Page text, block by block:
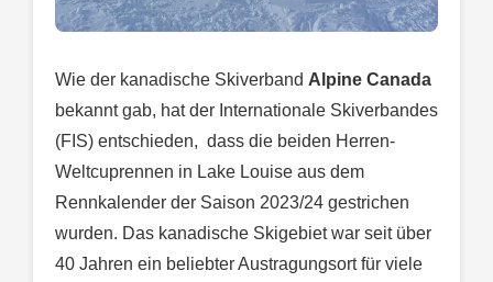
Wie der kanadische Skiverband Alpine Canada
bekannt gab, hat der Internationale Skiverbandes
(FIS) entschieden, dass die beiden Herren-
Weltcuprennen in Lake Louise aus dem
Rennkalender der Saison 2023/24 gestrichen
wurden. Das kanadische Skigebiet war seit über
40 Jahren ein beliebter Austragungsort für viele